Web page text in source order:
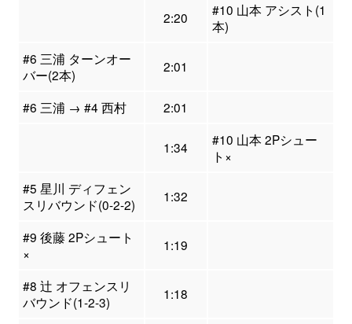
2:20
#10 山本 アシスト(1
本)
#6 三浦 ターンオー
バー(2本)
2:01
#6 三浦 → #4 西村 2:01
1:34
#10 山本 2Pシュー
ト×
#5 星川 ディフェン
スリバウンド(0-2-2)
1:32
#9 後藤 2Pシュート
×
1:19
#8 辻 オフェンスリ
バウンド(1-2-3)
1:18